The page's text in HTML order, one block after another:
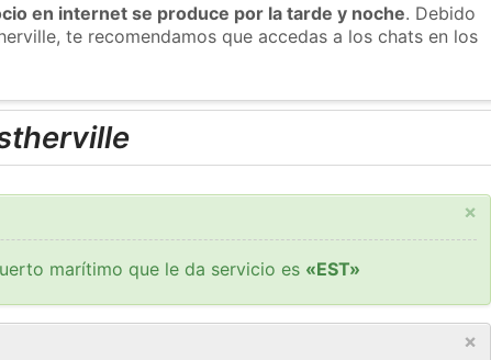
en internet se produce por la tarde y noche. Debido
te recomendamos que accedas a los chats en los
×
marítimo que le da servicio es «EST»
×